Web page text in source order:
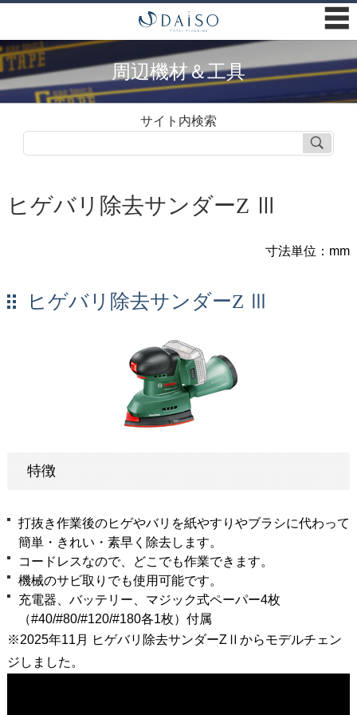
☰
周辺機材＆工具
サイト内検索
ヒゲバリ除去サンダーZ Ⅲ
寸法単位：mm
ヒゲバリ除去サンダーZ Ⅲ
特徴
打抜き作業後のヒゲやバリを紙やすりやブラシに代わって
簡単・きれい・素早く除去します。
コードレスなので、どこでも作業できます。
機械のサビ取りでも使用可能です。
充電器、バッテリー、マジック式ペーパー4枚
（#40/#80/#120/#180各1枚）付属
※2025年11月 ヒゲバリ除去サンダーZⅡからモデルチェン
ジしました。